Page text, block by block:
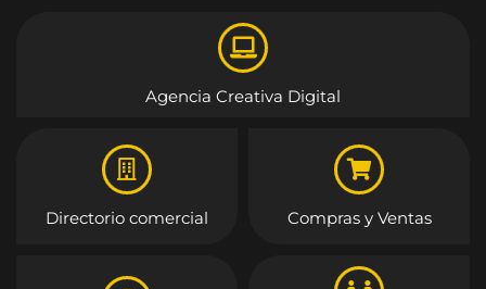
Agencia Creativa Digital
Directorio comercial Compras y Ventas